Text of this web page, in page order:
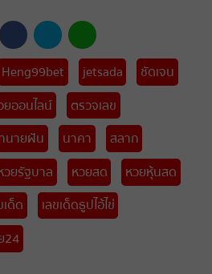
Heng99bet jetsada
ชัดเจน
ออนไลน์
ตรวจเลข
นายฝัน นาคา
สลาก
วยรัฐบาล หวยสด
หวยหุ้นสด
เด็ด
เลขเด็ดธูปไอ้ไข่
24